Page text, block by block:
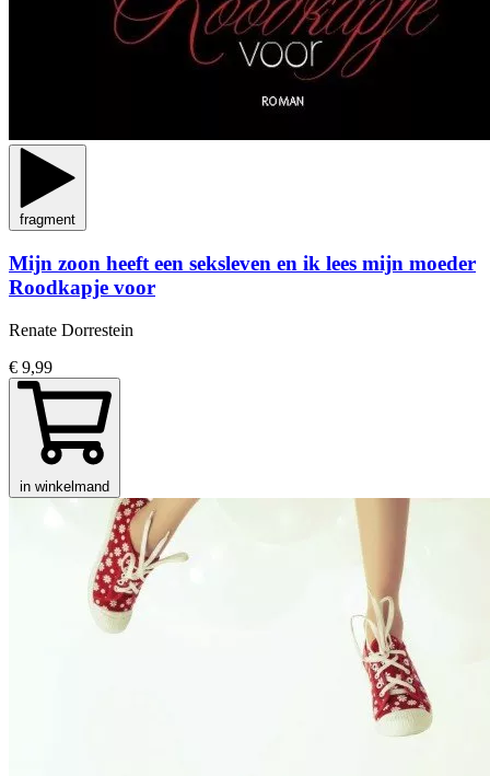
fragment
Mijn zoon heeft een seksleven en ik lees mijn moeder
Roodkapje voor
Renate Dorrestein
€ 9,99
in winkelmand